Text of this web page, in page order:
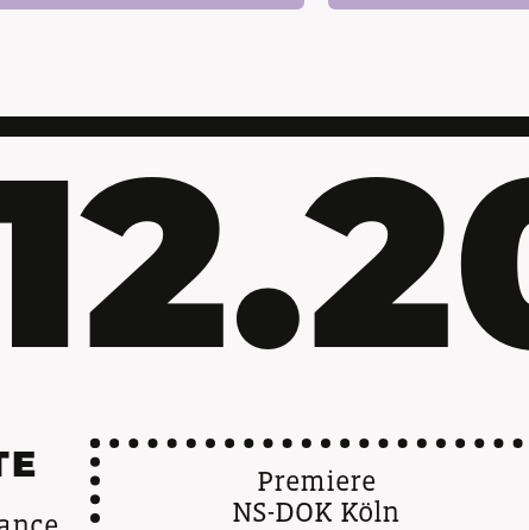
Premiere
NS-DOK Köln